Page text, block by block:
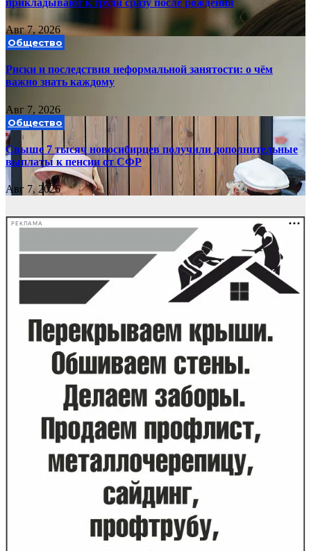
Авг 7, 2026
Общество
Риски и последствия неформальной занятости: о чём
важно знать каждому
Авг 7, 2026
Общество
Свыше 7 тысяч новосибирцев получили дополнительные
выплаты к пенсии от СФР
Авг 7, 2026
РЕКЛАМА